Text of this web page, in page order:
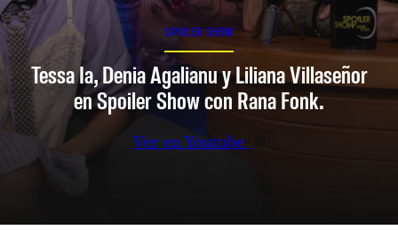
SPOILER SHOW
Tessa Ia, Denia Agalianu y Liliana Villaseñor
en Spoiler Show con Rana Fonk.
Ver en Youtube